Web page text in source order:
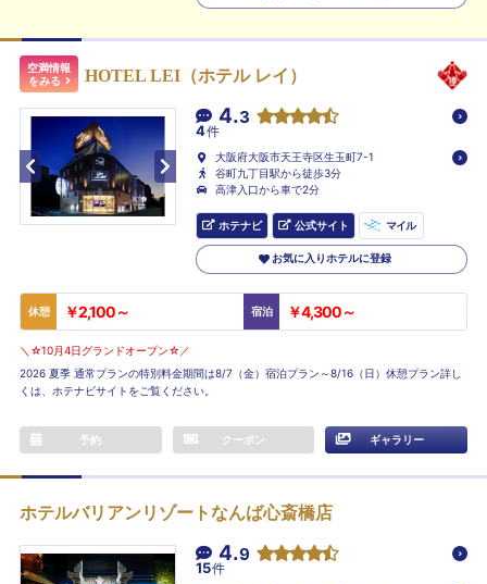
空満情報
をみる
HOTEL LEI（ホテル レイ）
4.3
4件
大阪府大阪市天王寺区生玉町7-1
谷町九丁目駅から徒歩3分
高津入口から車で2分
ホテナビ 公式サイト マイル
お気に入りホテルに登録
休憩 ￥2,100～ 宿泊 ￥4,300～
＼☆10月4日グランドオープン☆／
2026 夏季 通常プランの特別料金期間は8/7（金）宿泊プラン～8/16（日）休憩プラン詳し
くは、ホテナビサイトをご覧ください。
予約 クーポン ギャラリー
ホテルバリアンリゾートなんば心斎橋店
4.9
15件